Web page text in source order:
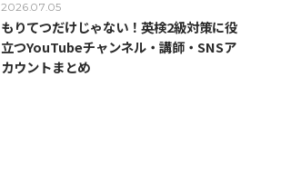
2026.07.05
もりてつだけじゃない！英検2級対策に役
立つYouTubeチャンネル・講師・SNSア
カウントまとめ